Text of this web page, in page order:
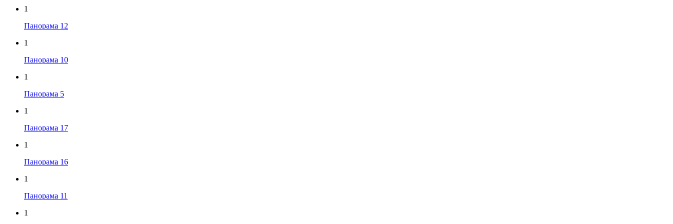
1
Панорама 12
1
Панорама 10
1
Панорама 5
1
Панорама 17
1
Панорама 16
1
Панорама 11
1